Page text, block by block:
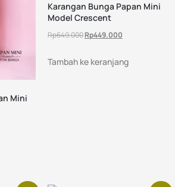
Mini
Karangan Bunga Papan Mini
Model Crescent
Rp649.000Rp449.000
Tambah ke keranjang